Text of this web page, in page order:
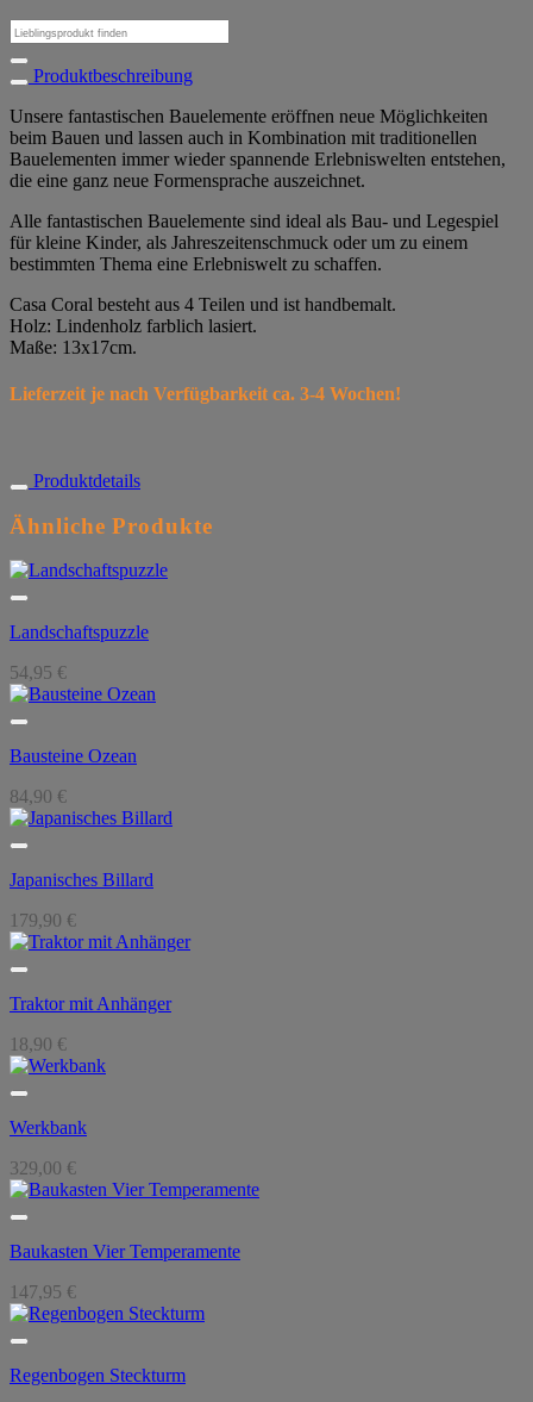
Suchen
nach:
Produktbeschreibung
Unsere fantastischen Bauelemente eröffnen neue Möglichkeiten
beim Bauen und lassen auch in Kombination mit traditionellen
Bauelementen immer wieder spannende Erlebniswelten entstehen,
die eine ganz neue Formensprache auszeichnet.
Alle fantastischen Bauelemente sind ideal als Bau- und Legespiel
für kleine Kinder, als Jahreszeitenschmuck oder um zu einem
bestimmten Thema eine Erlebniswelt zu schaffen.
Casa Coral besteht aus 4 Teilen und ist handbemalt.
Holz: Lindenholz farblich lasiert.
Maße: 13x17cm.
Lieferzeit je nach Verfügbarkeit ca. 3-4 Wochen!
Produktdetails
Ähnliche Produkte
Landschaftspuzzle
54,95 €
Bausteine Ozean
84,90 €
Japanisches Billard
179,90 €
Traktor mit Anhänger
18,90 €
Werkbank
329,00 €
Baukasten Vier Temperamente
147,95 €
Regenbogen Steckturm